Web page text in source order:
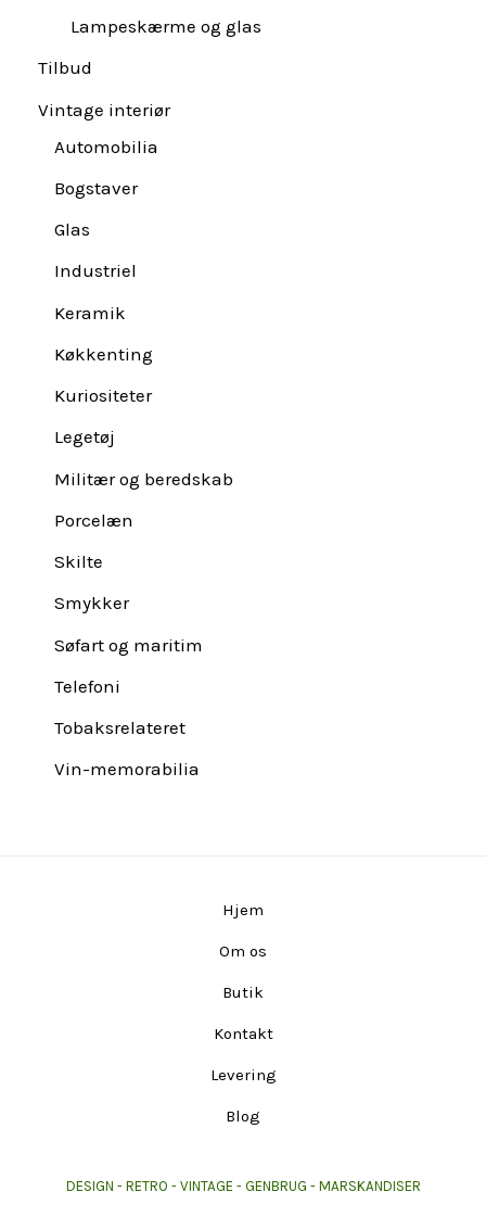
Lampeskærme og glas
Tilbud
Vintage interiør
Automobilia
Bogstaver
Glas
Industriel
Keramik
Køkkenting
Kuriositeter
Legetøj
Militær og beredskab
Porcelæn
Skilte
Smykker
Søfart og maritim
Telefoni
Tobaksrelateret
Vin-memorabilia
Hjem
Om os
Butik
Kontakt
Levering
Blog
DESIGN - RETRO - VINTAGE - GENBRUG - MARSKANDISER